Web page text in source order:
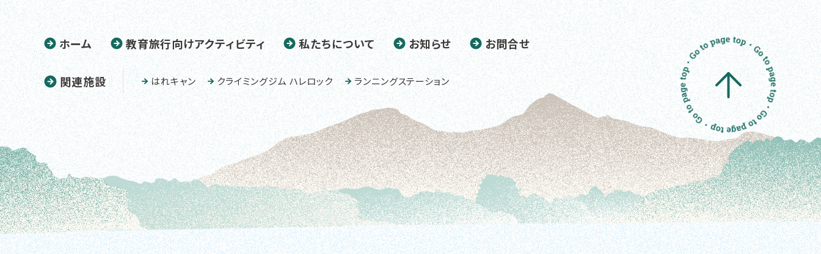
ホーム 教育旅行向けアクティビティ 私たちについて お知らせ お問合せ
関連施設 はれキャン クライミングジム ハレロック ランニングステーション